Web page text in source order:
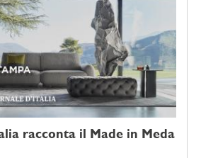
racconta il Made in Meda